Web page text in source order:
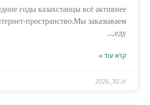
годы казахстанцы всё активнее
пространство.Мы заказываем
еду,...
קרא עוד »
יונ 30, 2026